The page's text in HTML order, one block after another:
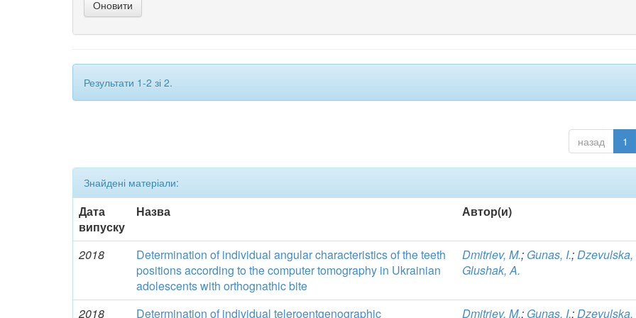
Результати 1-2 зі 2.
назад 1
Знайдені матеріали:
Дата
випуску
Назва Автор(и)
2018
Determination of individual angular characteristics of the teeth
positions according to the computer tomography in Ukrainian
adolescents with orthognathic bite
Dmitriev, M.; Gunas, I.;Dzevulska,
Glushak, A.
2018 Determination of individual teleroentgenographic Dmitriev, M.; Gunas, I.;Dzevulska,